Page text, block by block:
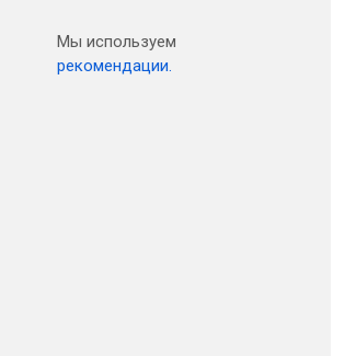
Мы используем
рекомендации.